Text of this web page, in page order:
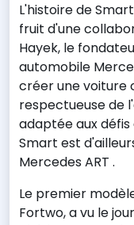
L'histoire de
fruit d'une
Hayek, le
automobile
créer une voiture
respectueuse de
adaptée aux
Smart est
Mercedes ART .
Le premier
Fortwo, a vu le